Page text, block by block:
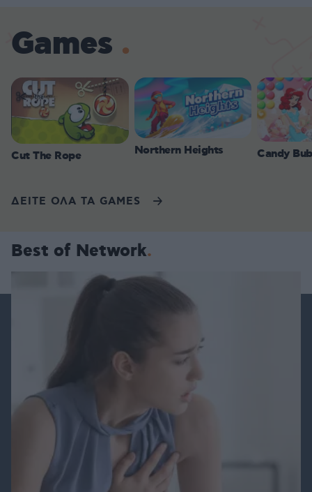
Games
Cut The Rope Northern Heights Candy
ΔΕΙΤΕ ΟΛΑ ΤΑ GAMES
Best of Network